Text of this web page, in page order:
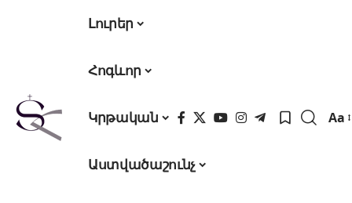
Լուրեր
Հոգևոր
Կրթական
Աստվածաշունչ
Aa